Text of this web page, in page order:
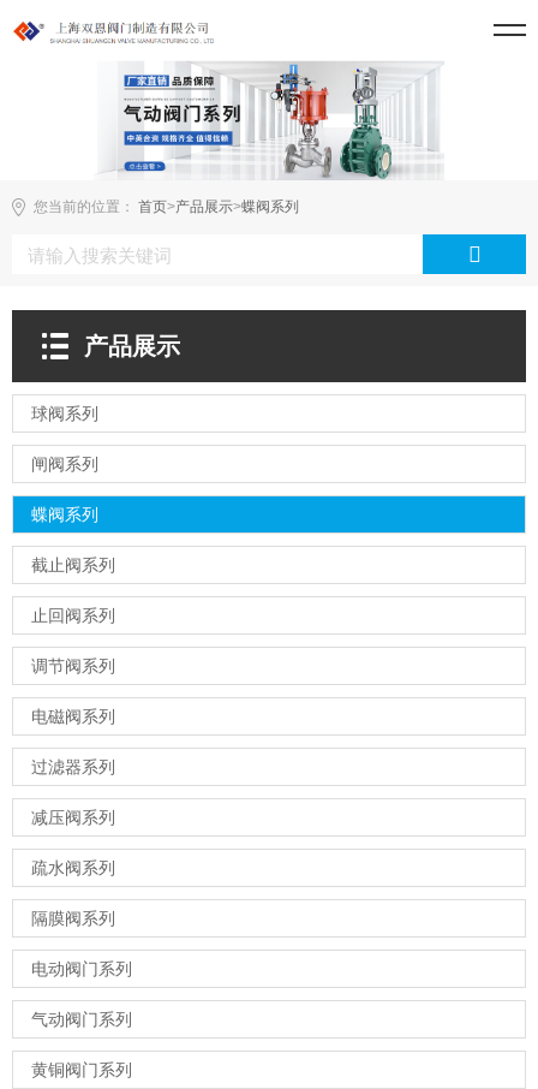
您当前的位置： 首页>产品展示>蝶阀系列
产品展示
球阀系列
闸阀系列
蝶阀系列
截止阀系列
止回阀系列
调节阀系列
电磁阀系列
过滤器系列
减压阀系列
疏水阀系列
隔膜阀系列
电动阀门系列
气动阀门系列
黄铜阀门系列